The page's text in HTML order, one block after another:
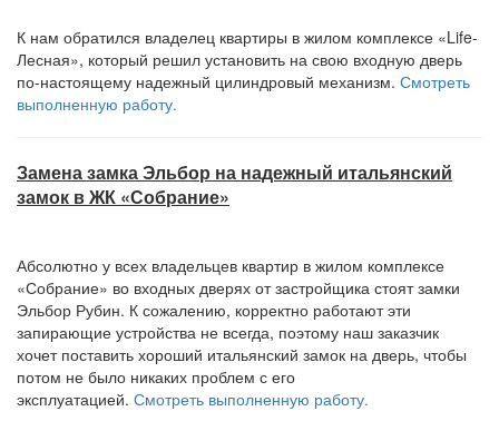
К нам обратился владелец квартиры в жилом комплексе «Life-
Лесная», который решил установить на свою входную дверь
по-настоящему надежный цилиндровый механизм. Смотреть
выполненную работу.
Замена замка Эльбор на надежный итальянский
замок в ЖК «Собрание»
Абсолютно у всех владельцев квартир в жилом комплексе
«Собрание» во входных дверях от застройщика стоят замки
Эльбор Рубин. К сожалению, корректно работают эти
запирающие устройства не всегда, поэтому наш заказчик
хочет поставить хороший итальянский замок на дверь, чтобы
потом не было никаких проблем с его
эксплуатацией. Смотреть выполненную работу.